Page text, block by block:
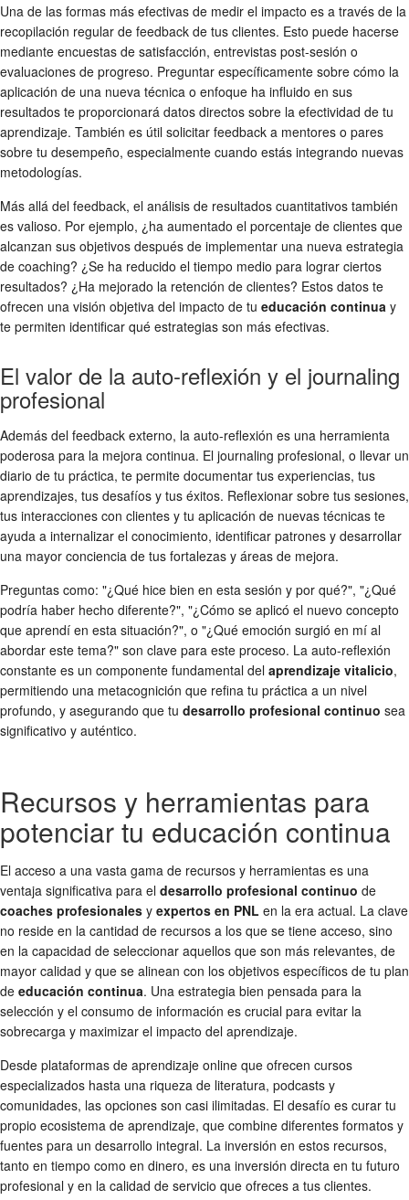
Una de las formas más efectivas de medir el impacto es a través de la
recopilación regular de feedback de tus clientes. Esto puede hacerse
mediante encuestas de satisfacción, entrevistas post-sesión o
evaluaciones de progreso. Preguntar específicamente sobre cómo la
aplicación de una nueva técnica o enfoque ha influido en sus
resultados te proporcionará datos directos sobre la efectividad de tu
aprendizaje. También es útil solicitar feedback a mentores o pares
sobre tu desempeño, especialmente cuando estás integrando nuevas
metodologías.
Más allá del feedback, el análisis de resultados cuantitativos también
es valioso. Por ejemplo, ¿ha aumentado el porcentaje de clientes que
alcanzan sus objetivos después de implementar una nueva estrategia
de coaching? ¿Se ha reducido el tiempo medio para lograr ciertos
resultados? ¿Ha mejorado la retención de clientes? Estos datos te
ofrecen una visión objetiva del impacto de tu educación continua y
te permiten identificar qué estrategias son más efectivas.
El valor de la auto-reflexión y el journaling
profesional
Además del feedback externo, la auto-reflexión es una herramienta
poderosa para la mejora continua. El journaling profesional, o llevar un
diario de tu práctica, te permite documentar tus experiencias, tus
aprendizajes, tus desafíos y tus éxitos. Reflexionar sobre tus sesiones,
tus interacciones con clientes y tu aplicación de nuevas técnicas te
ayuda a internalizar el conocimiento, identificar patrones y desarrollar
una mayor conciencia de tus fortalezas y áreas de mejora.
Preguntas como: "¿Qué hice bien en esta sesión y por qué?", "¿Qué
podría haber hecho diferente?", "¿Cómo se aplicó el nuevo concepto
que aprendí en esta situación?", o "¿Qué emoción surgió en mí al
abordar este tema?" son clave para este proceso. La auto-reflexión
constante es un componente fundamental del aprendizaje vitalicio,
permitiendo una metacognición que refina tu práctica a un nivel
profundo, y asegurando que tu desarrollo profesional continuo sea
significativo y auténtico.
Recursos y herramientas para
potenciar tu educación continua
El acceso a una vasta gama de recursos y herramientas es una
ventaja significativa para el desarrollo profesional continuo de
coaches profesionales y expertos en PNL en la era actual. La clave
no reside en la cantidad de recursos a los que se tiene acceso, sino
en la capacidad de seleccionar aquellos que son más relevantes, de
mayor calidad y que se alinean con los objetivos específicos de tu plan
de educación continua. Una estrategia bien pensada para la
selección y el consumo de información es crucial para evitar la
sobrecarga y maximizar el impacto del aprendizaje.
Desde plataformas de aprendizaje online que ofrecen cursos
especializados hasta una riqueza de literatura, podcasts y
comunidades, las opciones son casi ilimitadas. El desafío es curar tu
propio ecosistema de aprendizaje, que combine diferentes formatos y
fuentes para un desarrollo integral. La inversión en estos recursos,
tanto en tiempo como en dinero, es una inversión directa en tu futuro
profesional y en la calidad de servicio que ofreces a tus clientes.